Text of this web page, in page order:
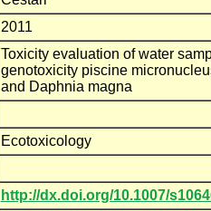
2011
Toxicity evaluation of water
genotoxicity piscine
and Daphnia magna
Ecotoxicology
http://dx.doi.org/10.1007/